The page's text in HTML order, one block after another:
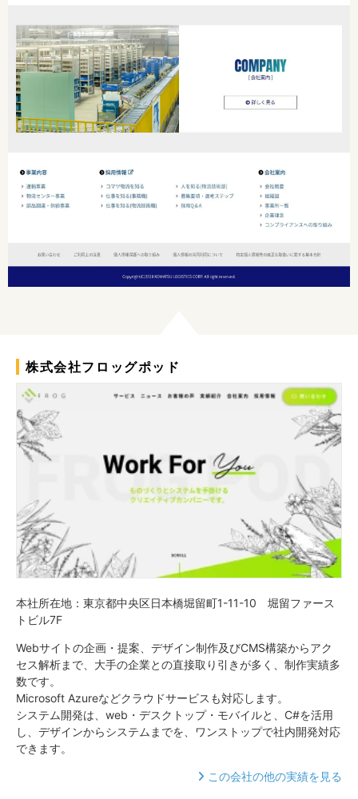
株式会社フロッグポッド
本社所在地：東京都中央区日本橋堀留町1-11-10 堀留ファース
トビル7F
Webサイトの企画・提案、デザイン制作及びCMS構築からアク
セス解析まで、大手の企業との直接取り引きが多く、制作実績多
数です。
Microsoft Azureなどクラウドサービスも対応します。
システム開発は、web・デスクトップ・モバイルと、C#を活用
し、デザインからシステムまでを、ワンストップで社内開発対応
できます。
この会社の他の実績を見る